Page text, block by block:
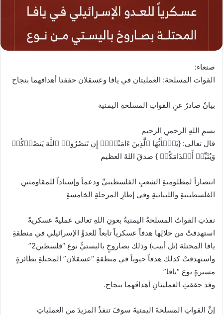
صنعاء:
القوات المسلحة: العمليتان في يافا وعسقلان حققتا أهدافهما بنجاح
بيانٌ صادرٌ عنِ القواتِ المسلحةِ اليمنية
بسمِ اللهِ الرحمنِ الرحيم
قال تعالى: {یَـٰۤأَیُّهَا ٱلَّذِینَ ءَامَنُوۤا۟ إِن تَنصُرُوا۟ ٱللَّهَ یَنصُرۡكُمۡ
وَیُثَبِّتۡ أَقۡدَامَكُمۡ } صدقَ اللهُ العظيم
انتصاراً لمظلوميةِ الشعبِ الفلسطينيِّ ودعماً وإسناداً للمقاومتينِ
الفلسطينيةِ واللبنانيةِ وفي إطارِ المرحلةِ الخامسةِ
نفذتِ القواتُ المسلحةُ اليمنيةُ بعونِ اللهِ تعالى عمليةً عسكريةً
استهدفتْ من خلالِها هدفاً عسكرياً تابعاً للعدوِّ الإسرائيلي في منطقةِ
يافا المحتلة (تل أبيب) وذلك بصاروخٍ باليستيٍّ نوع “فلسطين2”
واستهدفتْ كذلك هدفاً حيوياً في منطقةِ “عسقلان” المحتلةِ بطائرةٍ
مسيرةٍ نوع “يافا”
وقد حققتِ العمليتانِ أهدافَهما بنجاح.
إنَّ القواتِ المسلحةَ اليمنيةَ سوفَ تنفذُ المزيدَ من العملياتِ